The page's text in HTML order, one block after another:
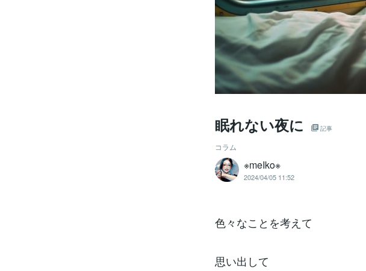
眠れない夜に 記事
コラム
※meIko※
2024/04/05 11:52
色々なことを考えて
思い出して